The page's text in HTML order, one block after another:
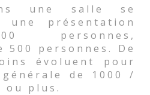
une salle se
une présentation
personnes,
500 personnes. De
évoluent pour
générale de 1000 /
ou plus.